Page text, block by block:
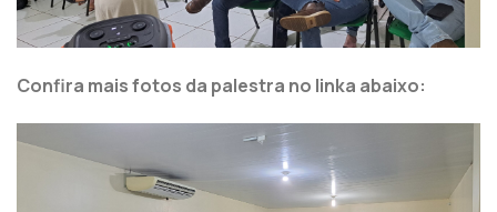
Confira mais fotos da palestra no linka abaixo: